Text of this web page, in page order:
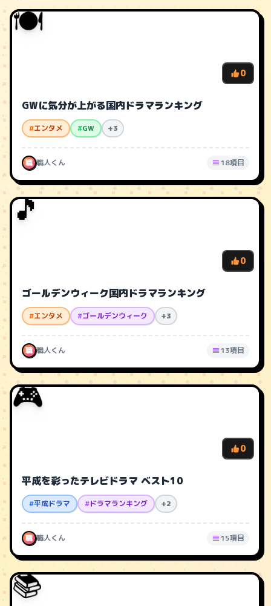
🍽️
0
GWに気分が上がる国内ドラマランキング
#エンタメ #GW +3
職 職人くん 18項目
🎵
0
ゴールデンウィーク国内ドラマランキング
#エンタメ #ゴールデンウィーク +3
職 職人くん 13項目
🎮
0
平成を彩ったテレビドラマ ベスト10
#平成ドラマ #ドラマランキング +2
職 職人くん 15項目
📚